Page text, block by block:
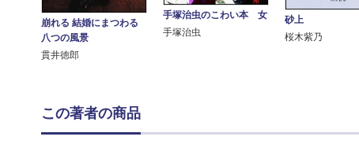
崩れる 結婚にまつわる
八つの風景
貫井徳郎
手塚治虫のこわい本 女
手塚治虫
砂上
桜木紫乃
この著者の商品